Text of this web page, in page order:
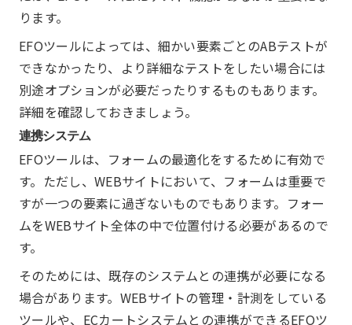
ります。
EFOツールによっては、細かい要素ごとのABテストが
できなかったり、より詳細なテストをしたい場合には
別途オプションが必要だったりするものもあります。
詳細を確認しておきましょう。
連携システム
EFOツールは、フォームの最適化をするために有効で
す。ただし、WEBサイトにおいて、フォームは重要で
すが一つの要素に過ぎないものでもあります。フォー
ムをWEBサイト全体の中で位置付ける必要があるので
す。
そのためには、既存のシステムとの連携が必要になる
場合があります。WEBサイトの管理・計測をしている
ツールや、ECカートシステムとの連携ができるEFOツ